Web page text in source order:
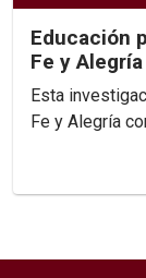
Educación
Fe y Alegría
Esta
Fe y Alegría